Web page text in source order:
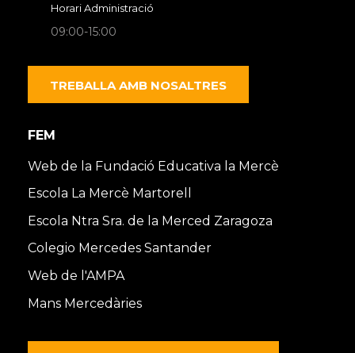
Horari Administració
09:00-15:00
TREBALLA AMB NOSALTRES
FEM
Web de la Fundació Educativa la Mercè
Escola La Mercè Martorell
Escola Ntra Sra. de la Merced Zaragoza
Colegio Mercedes Santander
Web de l'AMPA
Mans Mercedàries